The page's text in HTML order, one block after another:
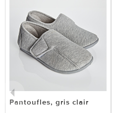
Pantoufles, gris clair